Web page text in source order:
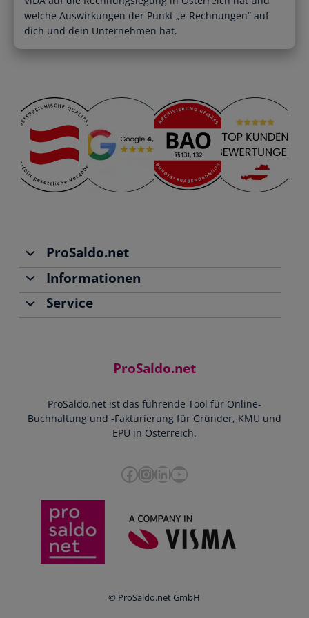
Alle Funktionen
Übersicht & Infos
Übersichtliche Entscheidungshilfen
Starthilfe-Paket
Hilfe beim Aufsetzen der Buchhaltung
Registrierte Steuerberater und
Buchhalter
welche Auswirkungen der Punkt „e-Rechnungen“ auf
dich und dein Unternehmen hat.
ProSaldo.net
Über uns
Team
Jobs
Presse
Datenschutz
Informationen
Buchhaltung
Doppelte Buchführung
Bankdatenimport
Zusammenarbeit mit Steuerberater
e-Rechnung an den Bund
Service
Blog
Ratgeber
Newsletter
ProSaldo.net
ProSaldo.net ist das führende Tool für Online-
Buchhaltung und -Fakturierung für Gründer, KMU und
EPU in Österreich.
Facebook InstagramLinkedIn YouTube
© ProSaldo.net GmbH